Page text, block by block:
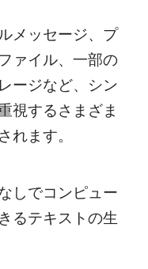
メッセージ、プ
ァイル、一部の
ージなど、シン
視するさまざま
れます。
しでコンピュー
るテキストの生